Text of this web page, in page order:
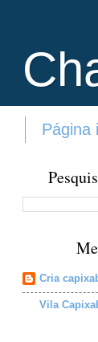
Página
Cria
Vila